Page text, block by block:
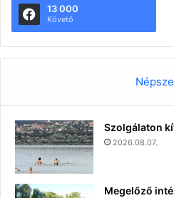
13 000
Követő
Szolgálaton
2026.08.07.
Megelőző